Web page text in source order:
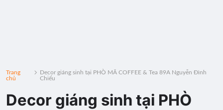
Trang
chủ
Decor giáng sinh tại PHÒ MÃ COFFEE & Tea 89A Nguyễn Đình
Chiểu
Decor giáng sinh tại PHÒ